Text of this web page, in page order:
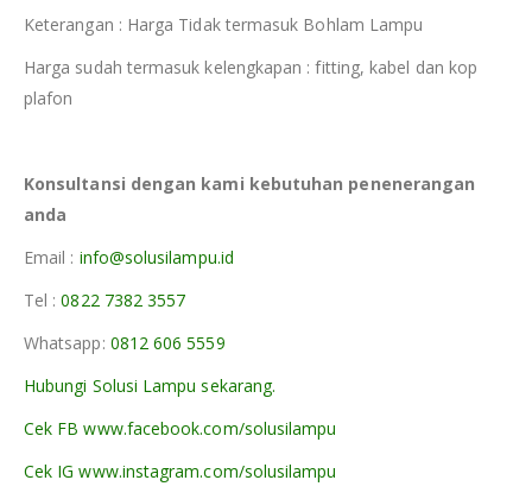
Keterangan : Harga Tidak termasuk Bohlam Lampu
Harga sudah termasuk kelengkapan : fitting, kabel dan kop
plafon
Konsultansi dengan kami kebutuhan penenerangan
anda
Email : info@solusilampu.id
Tel :0822 7382 3557
Whatsapp: 0812 606 5559
Hubungi Solusi Lampu sekarang.
Cek FB www.facebook.com/solusilampu
Cek IG www.instagram.com/solusilampu